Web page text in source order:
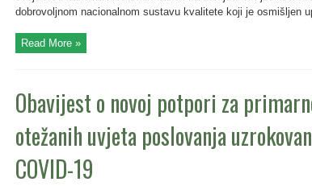
dobrovoljnom nacionalnom sustavu kvalitete koji je osmišljen
Read More »
Obavijest o novoj potpori za
otežanih uvjeta poslovanja
COVID-19